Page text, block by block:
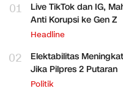
01
Live TikTok dan IG,
Anti Korupsi ke Gen Z
Headline
02
Elektabilitas
Jika Pilpres 2 Putaran
Politik